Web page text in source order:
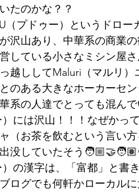
たのかな？？
（プドゥー）というドロ
沢山あり、中華系の商業
している小さなミシン屋
越ししてMaluri（マルリ）
のある大きなホーカーセ
系の人達でとっても混ん
には沢山！！！なぜかっ
（お茶を飲むという言い
没していたそう
の漢字は、「富都」と書
ログでも何軒かローカル